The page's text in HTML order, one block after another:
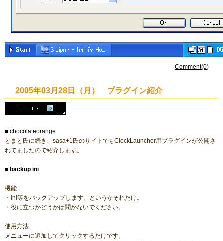
Comment(0)
2005年03月28日（月） プラグイン紹介
■ chocolateorange
とまと氏に続き、sasa+1氏のサイトでもClockLauncher用プラグインが公開さ
れてましたので紹介します。
■ backup ini
機能
・ini等をバックアップします。というかそれだけ。
・役に立つかどうかは聞かないでください。
使用方法
メニューに追加してクリックするだけです。